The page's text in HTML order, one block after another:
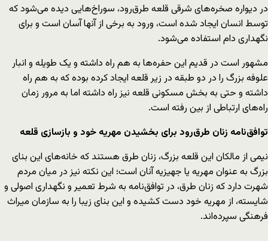
در دیواره صخره‌های شرقی قلعه طرق‌رود، سوراخ‌هایی دیده می‌شود که
توسط انسان ایجاد شده است، ورود به برخی از آنها آسان است و برای
نگهداری دام استفاده می‌شود.
مشهور است در قدیم این حفره‌ها به هم راه داشته و یک طویله و انبار
علوفه بزرگ را در دو طبقه در زیر قلعه ایجاد کرده بوده که به هم راه
داشته و حتی به بخش مسکونی قلعه نیز راه داشته اما به مرور زمان
راه‌های ارتباطی از بین رفته است.
توافق‌نامه زنان طرق‌رود برای بخشیدن مهریه خود و بازسازی قلعه
نیمی از مالکان این قلعه بزرگ، زنان طرق هستند که خانه‌های این بنای
بزرگ به عنوان مهریه یا جهیزیه آنان است؛ این نکته نیز در میان مردم
شهرت دارد که زنان طرق، در توافق‌نامه به شرط تعمیر و نگهداری اصولی و
شایسته، از مهریه خود دست کشیده و این بنای زیبا را به سازمان میراث
فرهنگی سپرده‌اند.